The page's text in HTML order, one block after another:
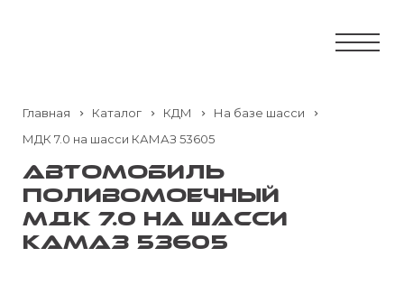
Главная Каталог КДМ
На базе шасси
МДК 7.0 на шасси КАМАЗ 53605
Автомобиль
поливомоечный
МДК 7.0 на шасси
КАМАЗ 53605